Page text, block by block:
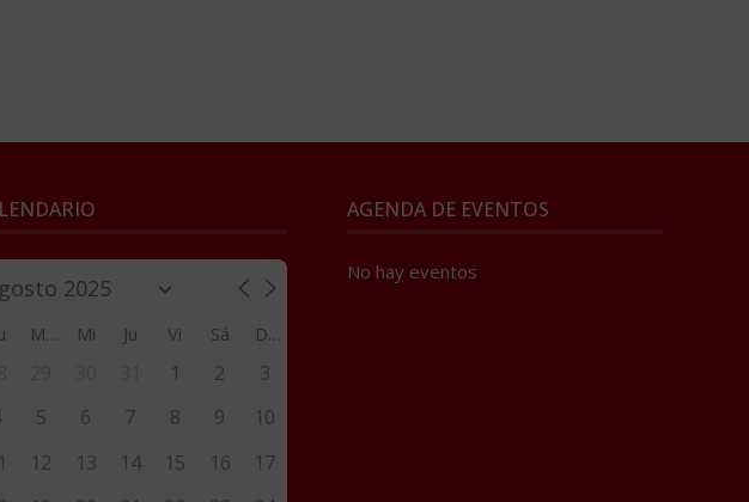
Ma Mi Ju Vi Sá Do
1 2
3
5 6 7 8 9
10
12 13 14 15 16
17
AGENDA DE EVENTOS
No hay eventos